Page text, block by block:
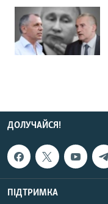
ДОЛУЧАЙСЯ!
ПІДТРИМКА